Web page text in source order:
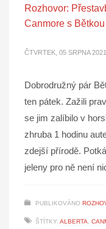
Rozhovor:
Canmore s
ČTVRTEK, 05 SRPNA 2021
Dobrodružný pár
ten pátek. Zažili
se jim zalíbilo v
zhruba 1 hodinu
zdejší přírodě.
jeleny pro ně není
PUBLIKOVÁNO
ŠTÍTKY: ALBERTA,